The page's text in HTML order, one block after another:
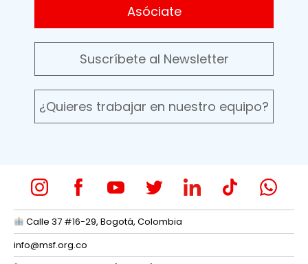
Asóciate
Suscríbete al Newsletter
¿Quieres trabajar en nuestro equipo?
Calle 37 #16-29, Bogotá, Colombia
info@msf.org.co